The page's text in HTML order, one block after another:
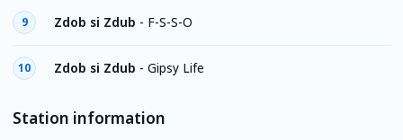
9 Zdob si Zdub - F-S-S-O
10 Zdob si Zdub - Gipsy Life
Station information